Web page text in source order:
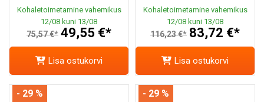
Kohaletoimetamine vahemikus
12/08 kuni 13/08
75,57 €* 49,55 €*
Lisa ostukorvi
Kohaletoimetamine vahemikus
12/08 kuni 13/08
116,23 €* 83,72 €*
Lisa ostukorvi
- 29 % - 29 %